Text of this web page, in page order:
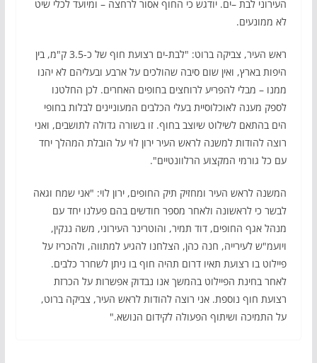
העירוני לבת –ים. יודגש כי החוף אסור לרחצה – ומיועד לכלי שיט
לא ממונעים.
ראש העיר, צביקה ברוט: "לבת-ים רצועת חוף של כ-3.5 ק"מ, בין
היפות בארץ, ואין שום סיבה שהולכים על ארבע ובעליהם לא יהנו
ממנו – מבלי להפריע לרוחצים בחופים האחרים. לכן החלטנו
לספק מענה לאוכלוסיית בעלי הכלבים המעוניינים לבלות בחופי
הים בהתאם לשילוט שיוצב בחוף. זו בשורה גדולה לתושבים, ואני
רוצה להודות למשנה לראש העיר ירון לוי על הובלת המהלך יחד
עם כל גורמי המקצוע הרלוונטיים".
המשנה לראש העיר ומחזיק תיק החופים, ירון לוי: "אני שמח וגאה
לבשר כי לראשונה ולאחר מספר חודשים בהם פעלנו יחד עם
מנהל אגף החופים, דוד תמיר, והוטרינר העירוני, משה ננקין,
ויועמ"ש לעירייה, חנה כהן, הצלחנו להגיע למתווה, ולהכריז על
פיילוט בו רצועת תאיו דרום תהיה חוף בו ניתן לשחרר כלבים.
לאחר בחינת הפיילוט בהמשך אנו נבדוק אפשרות על הכרזת
רצועת חוף נוספת. אני רוצה להודות לראש העיר, צביקה ברוט,
על התמיכה ושיתוף הפעולה לקידום הנושא."